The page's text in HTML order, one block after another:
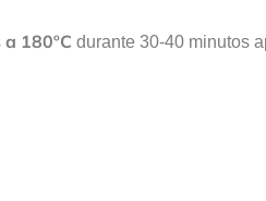
180ºC durante 30-40 minutos